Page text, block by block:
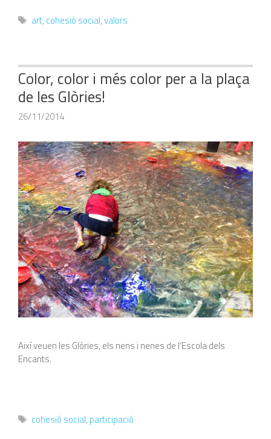
Etiquetes
art, cohesió social,valors
Color, color i més color per a la plaça
de les Glòries!
26/11/2014
Així veuen les Glòries, els nens i nenes de l’Escola dels
Encants.
Etiquetes
cohesió social, participació